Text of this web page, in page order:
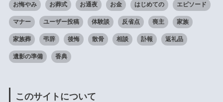
お悔やみ お葬式 お通夜 お金 はじめての エピソード
マナー ユーザー投稿 体験談 反省点 喪主 家族
家族葬 弔辞 後悔 散骨 相談 訃報 返礼品
遺影の準備 香典
このサイトについて